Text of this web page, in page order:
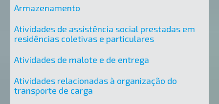
Armazenamento
Atividades de assistência social prestadas em
residências coletivas e particulares
Atividades de malote e de entrega
Atividades relacionadas à organização do
transporte de carga